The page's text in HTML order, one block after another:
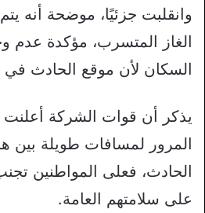
وانقلبت جزئيًا، موضحة أنه
الغاز المتسرب، مؤكدة عدم
السكان لأن موقع الحادث
يذكر أن قوات الشركة
المرور لمسافات طويلة بين
الحادث، فعلى المواطنين
على سلامتهم العامة.